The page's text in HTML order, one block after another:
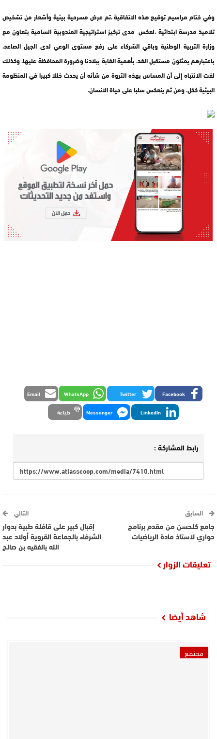
وفي ختام مراسيم توقيع هذه الاتفاقية ،تم عرض مسرحية بيئية وأشعار من تشخيص
تلاميذ مدرسة ابتدائية ،لعكس مدى تركيز استراتيجية المندوبية السامية بتعاون مع
وزارة التربية الوطنية وباقي الشركاء على رفع مستوى الوعي لدى الجيل الصاعد،
باعتبارهم يمثلون مستقبل الغد، بأهمية الغابة ببلادنا وضرورة المحافظة عليها. وكذلك
لفت الانتباه إلى أن المساس بهذه الثروة من شأنه أن يحدث خللا كبيرا في المنظومة
البيئية ككل، ومن ثم ينعكس سلبا على حياة الانسان.
Facebook
Twitter
WhatsApp
Email
LinkedIn
Messenger طباعة
رابط المشاركة :
السابق
جامع كلحسن من مقدم برنامج
حواري لاستاذ مادة الرياضيات
التالي
إقبال كبير على قافلة طبية بدوار
الشرفاء بالجماعة القروية أولاد عبد
الله بالفقيه بن صالح
تعليقات الزوار
شاهد أيضا
مجتمع